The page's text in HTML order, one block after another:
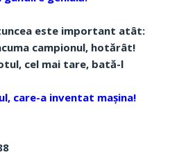
este important atât:
campionul, hotărât!
cel mai tare, bată-l
care-a inventat mașina!